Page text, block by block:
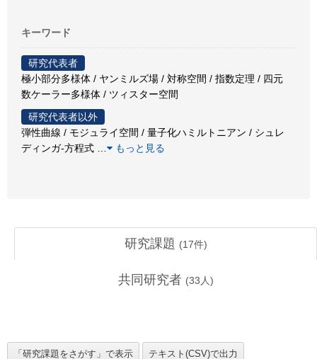
キーワード
研究代表者
極小部分多様体 / ヤンミルズ場 / 対称空間 / 指数定理 / 四元
数ケーラー多様体 / ツィスター空間
研究代表者以外
弾性曲線 / モジュライ空間 / 量子化ハミルトニアン / シュレ
ディンガ-方程式
もっと見る
研究課題 (17件)
共同研究者 (33 人)